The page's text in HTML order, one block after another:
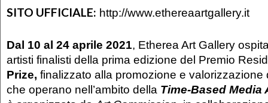
SITO UFFICIALE: http://www.ethereaartgallery.it
Dal 10 al 24 aprile 2021, Etherea Art Gallery
artisti finalisti della prima edizione del Premio
Prize, finalizzato alla promozione e valorizzazione
che operano nell’ambito della Time-Based Media